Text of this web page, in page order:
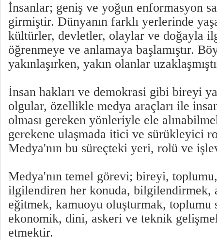
İnsanlar; geniş ve yoğun enformasyon
girmiştir. Dünyanın farklı yerlerinde
kültürler, devletler, olaylar ve doğayla
öğrenmeye ve anlamaya başlamıştır.
yakınlaşırken, yakın olanlar
İnsan hakları ve demokrasi gibi bireyi
olgular, özellikle medya araçları ile
olması gereken yönleriyle ele
gerekene ulaşmada itici ve sürükleyici
Medya'nın bu süreçteki yeri, rolü ve
Medya'nın temel görevi; bireyi,
ilgilendiren her konuda, bilgilendirmek,
eğitmek, kamuoyu oluşturmak, toplumu
ekonomik, dini, askeri ve teknik
etmektir.